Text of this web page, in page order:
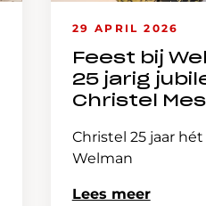
29 APRIL 2026
Feest bij
25 jarig
Christel Mes
Christel 25 jaar
Welman
Lees meer